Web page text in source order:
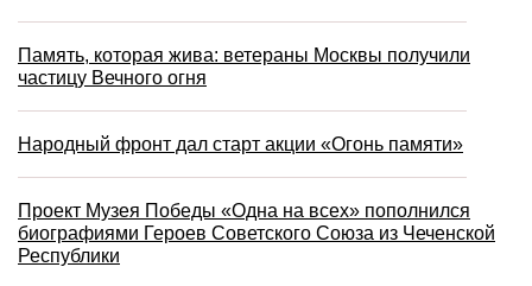
Память, которая жива: ветераны Москвы получили
частицу Вечного огня
Народный фронт дал старт акции «Огонь памяти»
Проект Музея Победы «Одна на всех» пополнился
биографиями Героев Советского Союза из Чеченской
Республики